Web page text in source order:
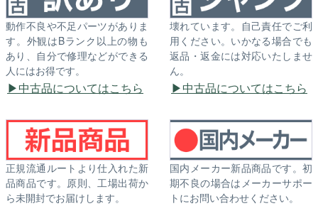
動作不良や不足パーツがありま
す。外観はBランク以上の物も
あり、自分で修理などができる
人にはお得です。
中古品についてはこちら
壊れています。自己責任でご利
用ください。いかなる場合でも
返品・返金には対応いたしませ
ん。
中古品についてはこちら
正規流通ルートより仕入れた新
品商品です。原則、工場出荷か
ら未開封でお届けします。
国内メーカー新品商品です。初
期不良の場合はメーカーサポー
トにお問い合わせください。